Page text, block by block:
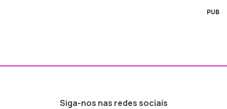
PUB
Siga-nos nas redes sociais